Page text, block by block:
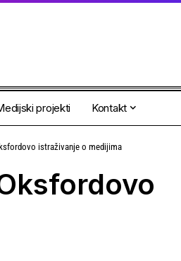
projekti Kontakt
istraživanje o medijima